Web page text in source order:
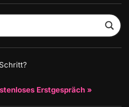
Erstgespräch »